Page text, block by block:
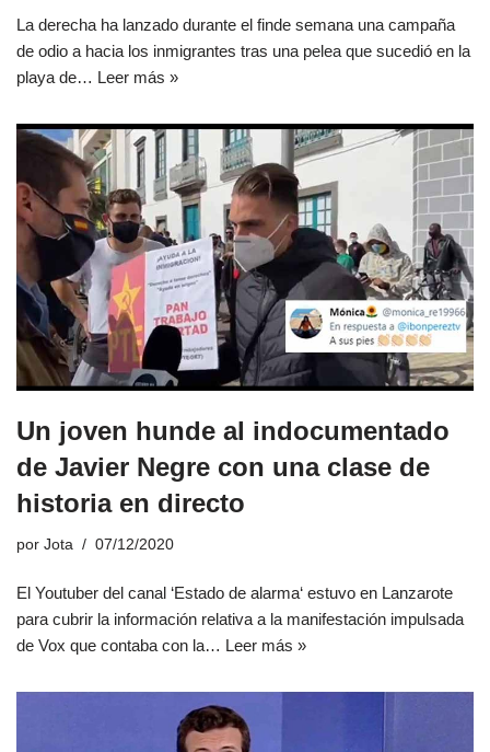
La derecha ha lanzado durante el finde semana una campaña
de odio a hacia los inmigrantes tras una pelea que sucedió en la
playa de… Leer más »
Un joven hunde al indocumentado
de Javier Negre con una clase de
historia en directo
por Jota 07/12/2020
El Youtuber del canal ‘Estado de alarma‘ estuvo en Lanzarote
para cubrir la información relativa a la manifestación impulsada
de Vox que contaba con la… Leer más »